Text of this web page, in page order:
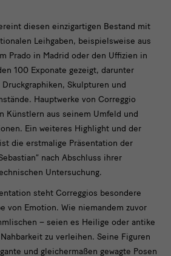
diesen einzigartigen Bestand mit
Leihgaben, beispielsweise aus
Prado in Madrid oder den Uffizien in
100 Exponate gezeigt, darunter
Skulpturen und
Hauptwerke von Correggio
Künstlern aus seinem Umfeld und
Ein weiteres Highlight und der
die erstmalige Präsentation der
nach Abschluss ihrer
Untersuchung.
steht Correggios besondere
von Emotion. Wie niemandem zuvor
– seien es Heilige oder antike
zu verleihen. Seine Figuren
und gleichermaßen gewagte Posen